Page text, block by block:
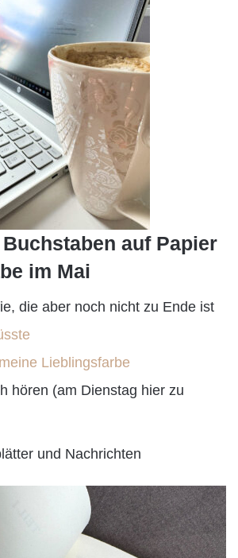
auf Papier
im Mai
die aber noch nicht zu Ende ist
Lieblingsfarbe
hören (am Dienstag hier zu
und Nachrichten